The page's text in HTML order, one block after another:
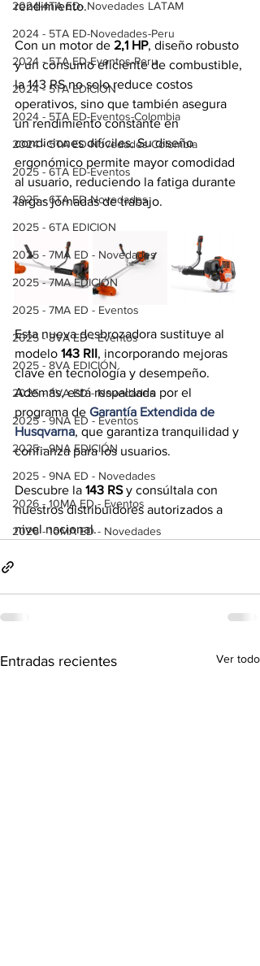
2024-4TA ED- Novedades LATAM
2024 - 5TA ED-Novedades-Peru
2024 - 5TA ED-Eventos-Peru
2024 - 5TA EDICION
2024 - 5TA ED-Eventos-Colombia
2024 - 5TA ED-Novedades-Colombia
2025 - 6TA ED-Eventos
2025 - 6TA ED-Novedades
2025 - 6TA EDICION
2025 - 7MA ED - Novedades
2025 - 7MA EDICIÓN
2025 - 7MA ED - Eventos
2025 - 8VA ED - Eventos
2025 - 8VA EDICIÓN
2025 - 8VA ED - Novedades
2025 - 9NA ED - Eventos
2025 - 9NA EDICIÓN
2025 - 9NA ED - Novedades
2026 - 10MA ED - Eventos
2026 - 10MA ED - Novedades
rendimiento.
Con un motor de 2,1 HP, diseño robusto
y un consumo eficiente de combustible,
la 143 RS no solo reduce costos
operativos, sino que también asegura
un rendimiento constante en
condiciones difíciles. Su diseño
ergonómico permite mayor comodidad
al usuario, reduciendo la fatiga durante
largas jornadas de trabajo.
Esta nueva desbrozadora sustituye al
modelo 143 RII, incorporando mejoras
clave en tecnología y desempeño.
Además, está respaldada por el
programa de Garantía Extendida de
Husqvarna, que garantiza tranquilidad y
confianza para los usuarios.
Descubre la 143 RS y consúltala con
nuestros distribuidores autorizados a
nivel nacional.
Entradas recientes Ver todo